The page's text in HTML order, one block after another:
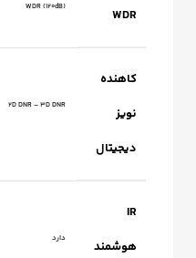
WDR
WDR (120dB)
کاهنده
نویز
دیجیتال
2D DNR – 3D DNR
IR
هوشمند
دارد